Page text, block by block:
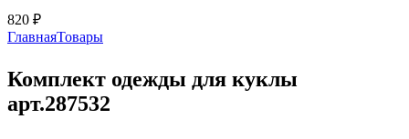
820 ₽
ГлавнаяТовары
Комплект одежды для куклы
арт.287532